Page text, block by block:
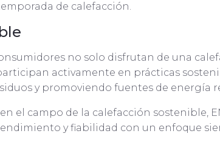
de calefacción.
no solo disfrutan de una
activamente en prácticas
y promoviendo fuentes de energía
el campo de la calefacción sostenible,
y fiabilidad con un enfoque